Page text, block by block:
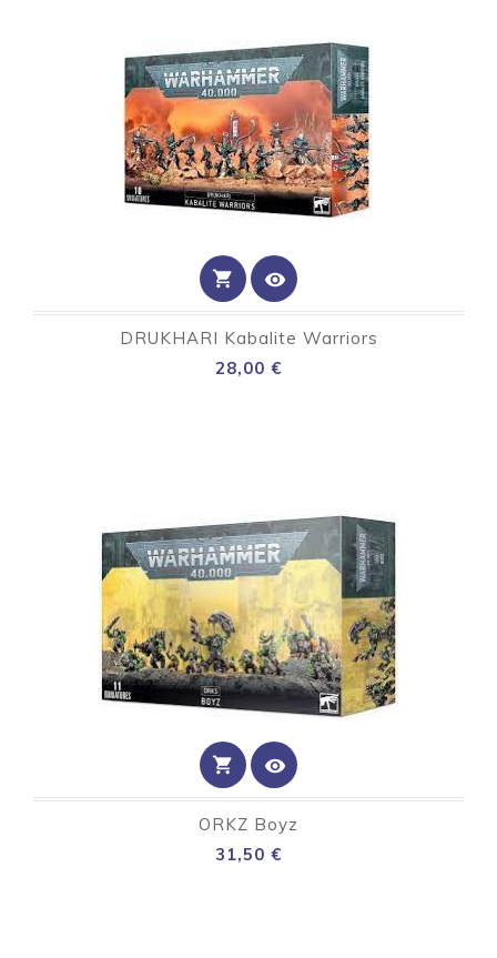
shopping_cart visibility
DRUKHARI Kabalite Warriors
28,00 €
shopping_cart visibility
ORKZ Boyz
31,50 €